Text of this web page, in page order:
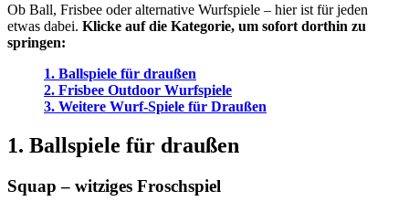
Ob Ball, Frisbee oder alternative Wurfspiele – hier ist für jeden
etwas dabei. Klicke auf die Kategorie, um sofort dorthin zu
springen:
1. Ballspiele für draußen
2. Frisbee Outdoor Wurfspiele
3. Weitere Wurf-Spiele für Draußen
1. Ballspiele für draußen
Squap – witziges Froschspiel